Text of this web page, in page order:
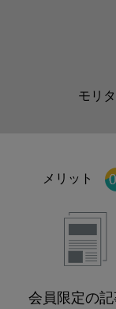
モリ
メリット
会員限定の記